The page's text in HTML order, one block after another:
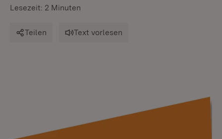
Lesezeit: 2 Minuten
Teilen Text vorlesen